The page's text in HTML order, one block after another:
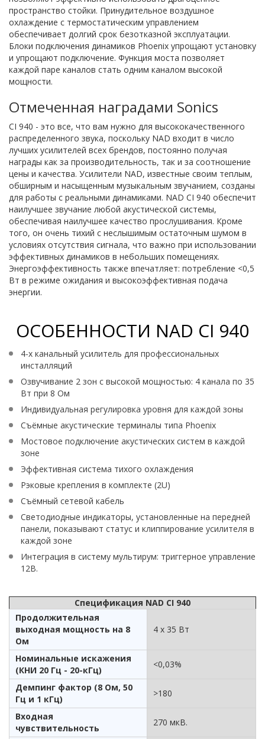
пространство стойки. Принудительное воздушное
охлаждение с термостатическим управлением
обеспечивает долгий срок безотказной эксплуатации.
Блоки подключения динамиков Phoenix упрощают установку
и упрощают подключение. Функция моста позволяет
каждой паре каналов стать одним каналом высокой
мощности.
Отмеченная наградами Sonics
CI 940 - это все, что вам нужно для высококачественного
распределенного звука, поскольку NAD входит в число
лучших усилителей всех брендов, постоянно получая
награды как за производительность, так и за соотношение
цены и качества. Усилители NAD, известные своим теплым,
обширным и насыщенным музыкальным звучанием, созданы
для работы с реальными динамиками. NAD CI 940 обеспечит
наилучшее звучание любой акустической системы,
обеспечивая наилучшее качество прослушивания. Кроме
того, он очень тихий с неслышимым остаточным шумом в
условиях отсутствия сигнала, что важно при использовании
эффективных динамиков в небольших помещениях.
Энергоэффективность также впечатляет: потребление <0,5
Вт в режиме ожидания и высокоэффективная подача
энергии.
ОСОБЕННОСТИ NAD CI 940
4-х канальный усилитель для профессиональных
инсталляций
Озвучивание 2 зон с высокой мощностью: 4 канала по 35
Вт при 8 Ом
Индивидуальная регулировка уровня для каждой зоны
Съёмные акустические терминалы типа Phoenix
Мостовое подключение акустических систем в каждой
зоне
Эффективная система тихого охлаждения
Рэковые крепления в комплекте (2U)
Съёмный сетевой кабель
Светодиодные индикаторы, установленные на передней
панели, показывают статус и клиппирование усилителя в
каждой зоне
Интеграция в систему мультирум: триггерное управление
12В.
Спецификация NAD CI 940
Продолжительная
выходная мощность на 8
Ом
4 х 35 Вт
Номинальные искажения
(КНИ 20 Гц - 20-кГц)
<0,03%
Демпинг фактор (8 Ом, 50
Гц и 1 кГц)
>180
Входная
чувствительность
270 мкВ.